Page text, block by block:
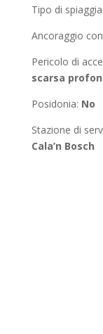
Tipo di spiaggia:
Ancoraggio
Pericolo di
scarsa
Posidonia: No
Stazione di
Cala’n Bosch